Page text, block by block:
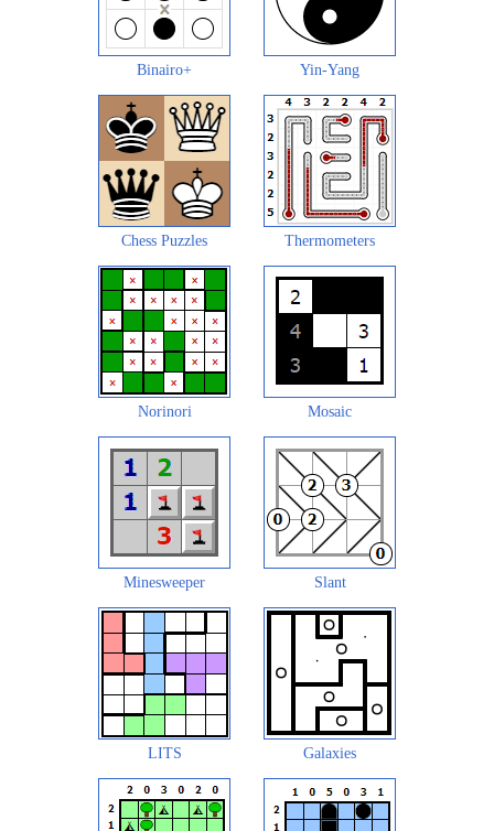
Binairo+ Yin-Yang
Chess Puzzles Thermometers
Norinori Mosaic
Minesweeper Slant
LITS Galaxies